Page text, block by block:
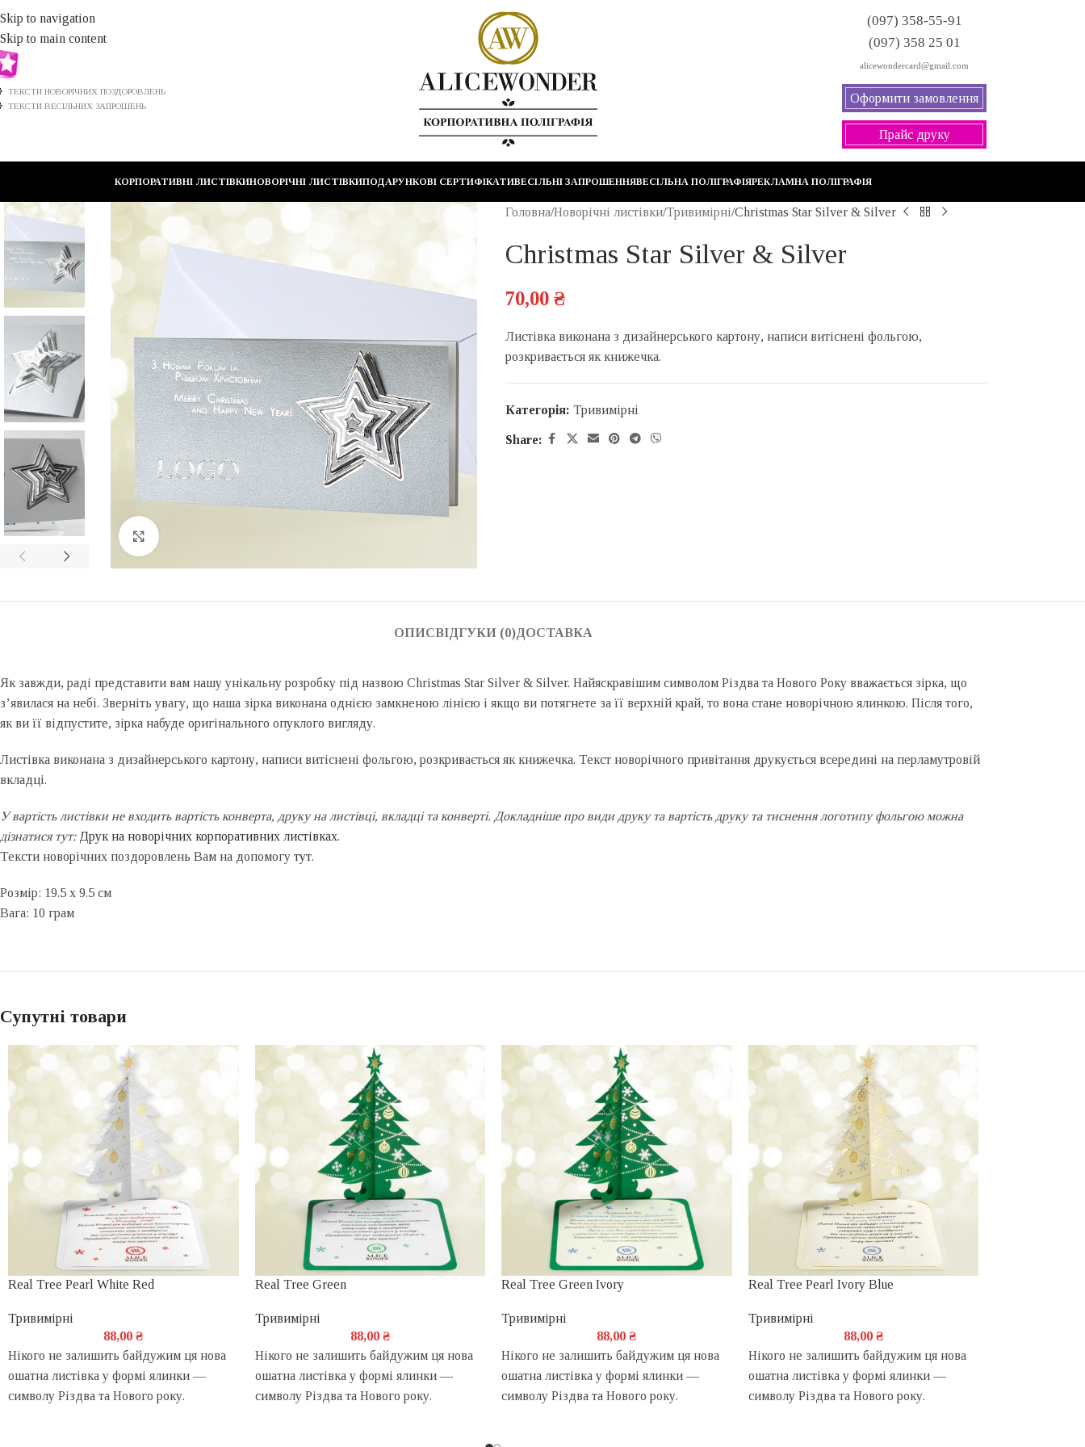
Skip to navigation
Skip to main content
ТЕКСТИ НОВОРІЧНИХ ПОЗДОРОВЛЕНЬ
ТЕКСТИ ВЕСІЛЬНИХ ЗАПРОШЕНЬ
(097) 358-55-91
(097) 358 25 01
alicewondercard@gmail.com
Оформити замовлення
Прайс друку
КОРПОРАТИВНІ ЛИСТІВКИНОВОРІЧНІ ЛИСТІВКИПОДАРУНКОВІ СЕРТИФІКАТИВЕСІЛЬНІ ЗАПРОШЕННЯВЕСІЛЬНА ПОЛІГРАФІЯРЕКЛАМНА ПОЛІГРАФІЯ
Головна Новорічні листівки Тривимірні Christmas Star Silver & Silver
Christmas Star Silver & Silver
70,00 ₴
Листівка виконана з дизайнерського картону, написи витіснені фольгою,
розкривається як книжечка.
Категорія: Тривимірні
Share:
ОПИСВІДГУКИ (0)ДОСТАВКА
Як завжди, раді представити вам нашу унікальну розробку під назвою Christmas Star Silver & Silver. Найяскравішим символом Різдва та Нового Року вважається зірка, що
з’явилася на небі. Зверніть увагу, що наша зірка виконана однією замкненою лінією і якщо ви потягнете за її верхній край, то вона стане новорічною ялинкою. Після того,
як ви її відпустите, зірка набуде оригінального опуклого вигляду.
Листівка виконана з дизайнерського картону, написи витіснені фольгою, розкривається як книжечка. Текст новорічного привітання друкується всередині на перламутровій
вкладці.
У вартість листівки не входить вартість конверта, друку на листівці, вкладці та конверті. Докладніше про види друку та вартість друку та тиснення логотипу фольгою можна
дізнатися тут: Друк на новорічних корпоративних листівках.
Тексти новорічних поздоровлень Вам на допомогу тут.
Розмір: 19.5 x 9.5 см
Вага: 10 грам
Супутні товари
Real Tree Pearl White Red
Тривимірні
88,00₴
Нікого не залишить байдужим ця нова
ошатна листівка у формі ялинки —
символу Різдва та Нового року.
Real Tree Green
Тривимірні
88,00 ₴
Нікого не залишить байдужим ця нова
ошатна листівка у формі ялинки —
символу Різдва та Нового року.
Real Tree Green Ivory
Тривимірні
88,00₴
Нікого не залишить байдужим ця нова
ошатна листівка у формі ялинки —
символу Різдва та Нового року.
Real Tree Pearl Ivory Blue
Тривимірні
88,00 ₴
Нікого не залишить байдужим ця нова
ошатна листівка у формі ялинки —
символу Різдва та Нового року.